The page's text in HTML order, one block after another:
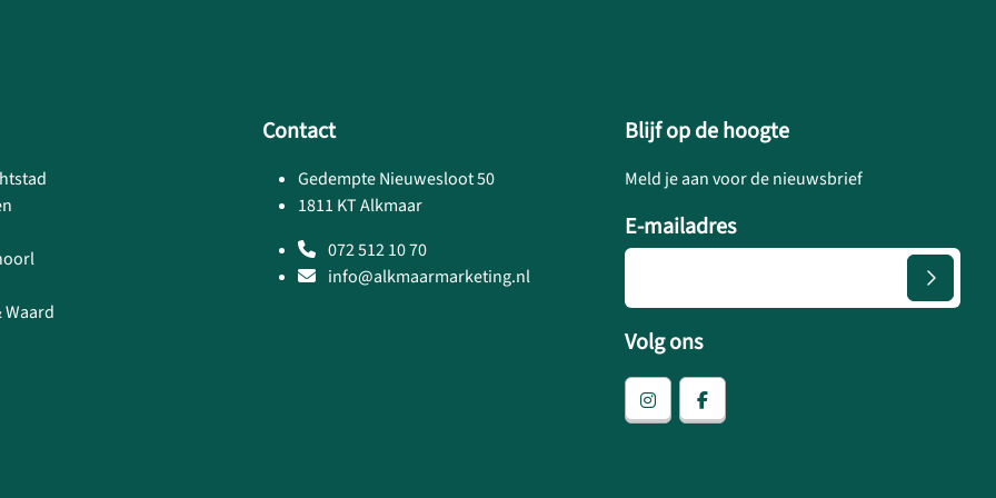
Contact
Gedempte Nieuwesloot 50
1811 KT Alkmaar
072 512 10 70
info@alkmaarmarketing.nl
Blijf op de hoogte
Meld je aan voor de nieuwsbrief
E-mailadres
Volg ons